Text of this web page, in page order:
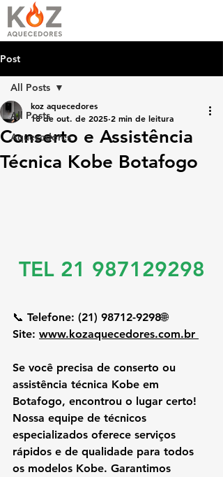
Post
All Posts
Aquecedores
All Posts
Conserto e Assistência
Técnica Kobe Botafogo
koz aquecedores
18 de out. de 2025 2 min de leitura
TEL 21 987129298
📞 Telefone: (21) 98712-9298🌐
Site: www.kozaquecedores.com.br
Se você precisa de conserto ou
assistência técnica Kobe em
Botafogo, encontrou o lugar certo!
Nossa equipe de técnicos
especializados oferece serviços
rápidos e de qualidade para todos
os modelos Kobe. Garantimos